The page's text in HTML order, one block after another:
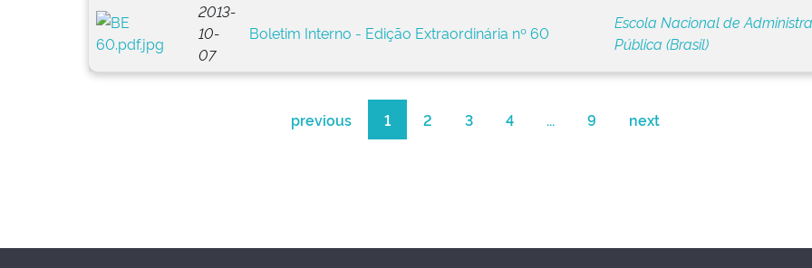
2013-
10-
07
Boletim Interno - Edição Extraordinária nº 60
Escola Nacional de
Pública (Brasil)
previous 1 2 3 4 ... 9 next